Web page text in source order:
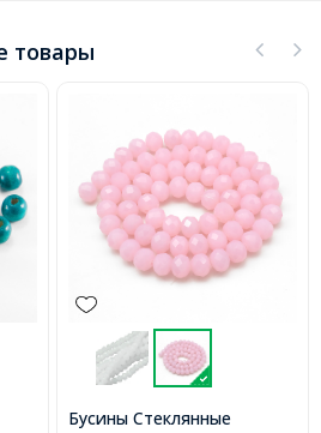
товары
Стразовая Цепь